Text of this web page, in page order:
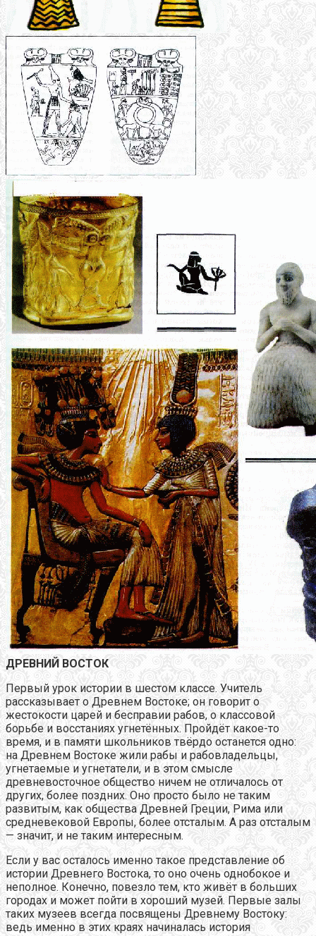
ДРЕВНИЙ ВОСТОК
Первый урок истории в шестом классе. Учитель
рассказывает о Древнем Востоке; он говорит о
жестокости царей и бесправии рабов, о классовой
борьбе и восстаниях угнетённых. Пройдёт какое-то
время, и в памяти школьников твёрдо останется одно:
на Древнем Востоке жили рабы и рабовладельцы,
угнетаемые и угнетатели, и в этом смысле
древневосточное общество ничем не отличалось от
других, более поздних. Оно просто было не таким
развитым, как общества Древней Греции, Рима или
средневековой Европы, более отсталым. А раз отсталым
— значит, и не таким интересным.
Если у вас осталось именно такое представление об
истории Древнего Востока, то оно очень однобокое и
неполное. Конечно, повезло тем, кто живёт в больших
городах и может пойти в хороший музей. Первые залы
таких музеев всегда посвящены Древнему Востоку:
ведь именно в этих краях начиналась история